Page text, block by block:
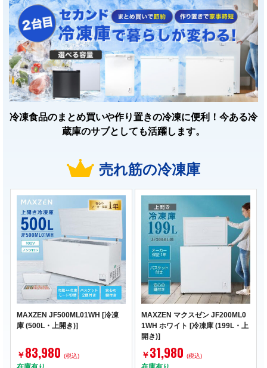
冷凍食品のまとめ買いや作り置きの冷凍に便利！今ある冷
蔵庫のサブとしても活躍します。
売れ筋の冷凍庫
MAXZEN JF500ML01WH [冷凍
庫 (500L・上開き)]
￥83,980 (税込)
MAXZEN マクスゼン JF200ML0
1WH ホワイト [冷凍庫 (199L・上
開き)]
￥31,980 (税込)